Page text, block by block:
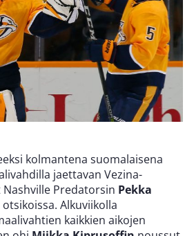
kolmantena suomalaisena
jaettavan Vezina-
Predatorsin Pekka
Alkuviikolla
kaikkien aikojen